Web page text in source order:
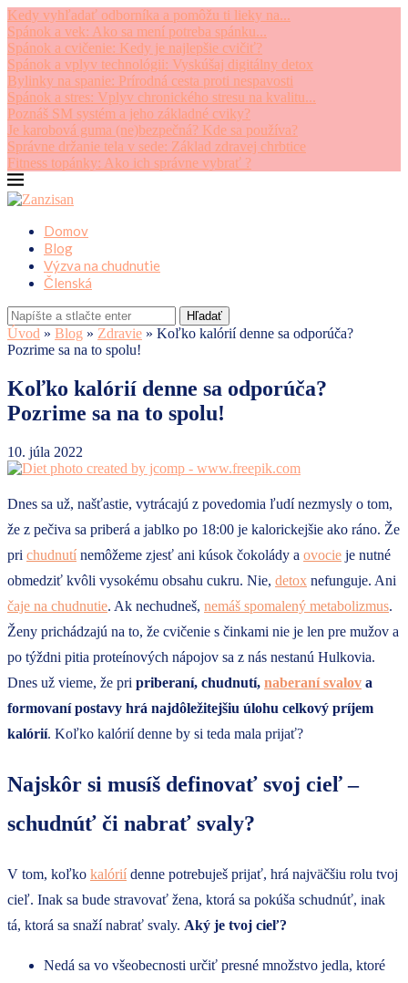
Kedy vyhľadať odborníka a pomôžu ti lieky na...
Spánok a vek: Ako sa mení potreba spánku...
Spánok a cvičenie: Kedy je najlepšie cvičiť?
Spánok a vplyv technológii: Vyskúšaj digitálny detox
Bylinky na spanie: Prírodná cesta proti nespavosti
Spánok a stres: Vplyv chronického stresu na kvalitu...
Poznáš SM systém a jeho základné cviky?
Je karobová guma (ne)bezpečná? Kde sa používa?
Správne držanie tela v sede: Základ zdravej chrbtice
Fitness topánky: Ako ich správne vybrať ?
Domov
Blog
Výzva na chudnutie
Členská
Hľadať
Úvod » Blog » Zdravie » Koľko kalórií denne sa odporúča?
Pozrime sa na to spolu!
Koľko kalórií denne sa odporúča?
Pozrime sa na to spolu!
10. júla 2022
Dnes sa už, našťastie, vytrácajú z povedomia ľudí nezmysly o tom,
že z pečiva sa priberá a jablko po 18:00 je kalorickejšie ako ráno. Že
pri chudnutí nemôžeme zjesť ani kúsok čokolády a ovocie je nutné
obmedziť kvôli vysokému obsahu cukru. Nie, detox nefunguje. Ani
čaje na chudnutie. Ak nechudneš, nemáš spomalený metabolizmus.
Ženy prichádzajú na to, že cvičenie s činkami nie je len pre mužov a
po týždni pitia proteínových nápojov sa z nás nestanú Hulkovia.
Dnes už vieme, že pri priberaní, chudnutí, naberaní svalov a
formovaní postavy hrá najdôležitejšiu úlohu celkový príjem
kalórií. Koľko kalórií denne by si teda mala prijať?
Najskôr si musíš definovať svoj cieľ –
schudnúť či nabrať svaly?
V tom, koľko kalórií denne potrebuješ prijať, hrá najväčšiu rolu tvoj
cieľ. Inak sa bude stravovať žena, ktorá sa pokúša schudnúť, inak
tá, ktorá sa snaží nabrať svaly. Aký je tvoj cieľ?
Nedá sa vo všeobecnosti určiť presné množstvo jedla, ktoré